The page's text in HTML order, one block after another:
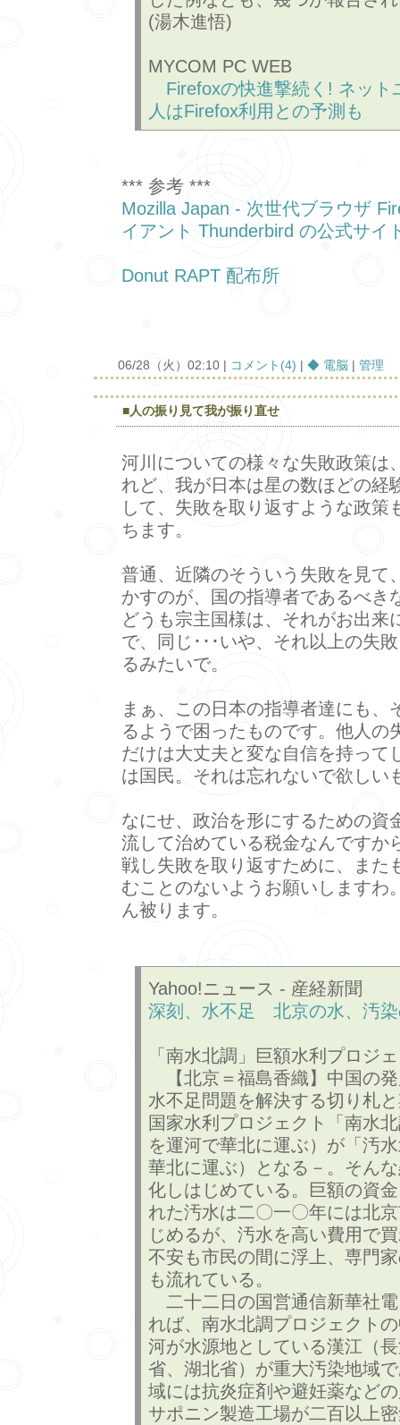
(湯木進悟)
MYCOM PC WEB
Firefoxの快進撃続く! ネット
人はFirefox利用との予測も
*** 参考 ***
Mozilla Japan - 次世代ブラウザ
イアント Thunderbird の公式サイ
Donut RAPT 配布所
06/28（火）02:10 | コメント(4) | ◆ 電脳 | 管理
■人の振り見て我が振り直せ
河川についての様々な失敗政策は
れど、我が日本は星の数ほどの経
して、失敗を取り返すような政策
ちます。
普通、近隣のそういう失敗を見て
かすのが、国の指導者であるべき
どうも宗主国様は、それがお出来
で、同じ･･･いや、それ以上の失
るみたいで。
まぁ、この日本の指導者達にも、
るようで困ったものです。他人の
だけは大丈夫と変な自信を持って
は国民。それは忘れないで欲しい
なにせ、政治を形にするための資
流して治めている税金なんですか
戦し失敗を取り返すために、また
むことのないようお願いしますわ
ん被ります。
Yahoo!ニュース - 産経新聞
深刻、水不足 北京の水、汚
「南水北調」巨額水利プロジ
【北京＝福島香織】中国の
水不足問題を解決する切り札
国家水利プロジェクト「南水
を運河で華北に運ぶ）が「汚
華北に運ぶ）となる－。そん
化しはじめている。巨額の資
れた汚水は二〇一〇年には北
じめるが、汚水を高い費用で
不安も市民の間に浮上、専門
も流れている。
二十二日の国営通信新華社
れば、南水北調プロジェクト
河が水源地としている漢江（
省、湖北省）が重大汚染地域
域には抗炎症剤や避妊薬など
サポニン製造工場が二百以上